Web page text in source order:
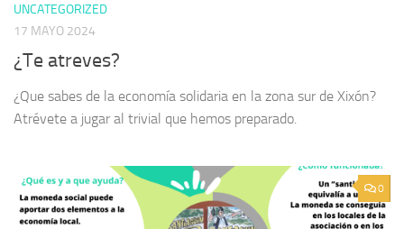
UNCATEGORIZED
17 MAYO 2024
¿Te atreves?
¿Que sabes de la economía solidaria en la zona sur de Xixón?
Atrévete a jugar al trivial que hemos preparado.
0